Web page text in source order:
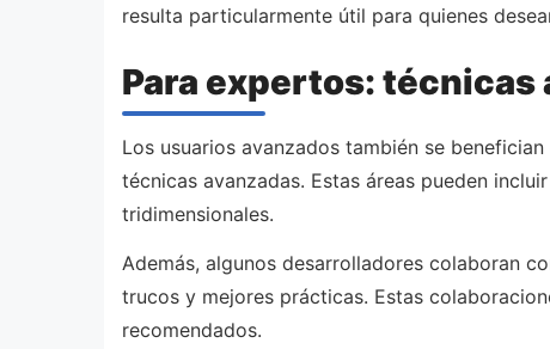
resulta particularmente útil para quienes
Para expertos:
Los usuarios avanzados también se
técnicas avanzadas. Estas áreas pueden
tridimensionales.
Además, algunos desarrolladores colaboran
trucos y mejores prácticas. Estas
recomendados.